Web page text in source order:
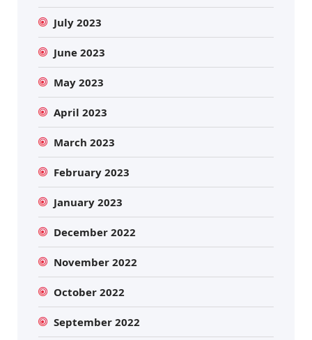
July 2023
June 2023
May 2023
April 2023
March 2023
February 2023
January 2023
December 2022
November 2022
October 2022
September 2022